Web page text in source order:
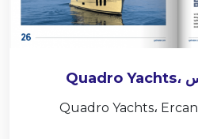
مقابلة خاصة مع مؤسس Quadro Yachts،
مقابلة خاصة مع مؤسس Quadro Yachts، Ercan